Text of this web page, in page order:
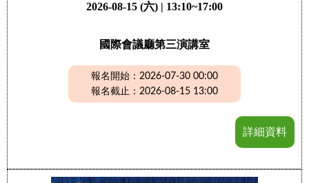
2026-08-15 (六) | 13:10~17:00
國際會議廳第三演講室
報名開始：2026-07-30 00:00
報名截止：2026-08-15 13:00
詳細資料